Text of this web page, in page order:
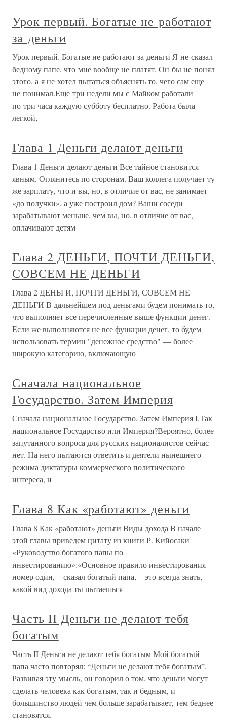
Урок первый. Богатые не работают
за деньги
Урок первый. Богатые не работают за деньги Я не сказал
бедному папе, что мне вообще не платят. Он бы не понял
этого, а я не хотел пытаться объяснять то, чего сам еще
не понимал.Еще три недели мы с Майком работали
по три часа каждую субботу бесплатно. Работа была
легкой,
Глава 1 Деньги делают деньги
Глава 1 Деньги делают деньги Все тайное становится
явным. Оглянитесь по сторонам. Ваш коллега получает ту
же зарплату, что и вы, но, в отличие от вас, не занимает
«до получки», а уже построил дом? Ваши соседи
зарабатывают меньше, чем вы, но, в отличие от вас,
оплачивают детям
Глава 2 ДЕНЬГИ, ПОЧТИ ДЕНЬГИ,
СОВСЕМ НЕ ДЕНЬГИ
Глава 2 ДЕНЬГИ, ПОЧТИ ДЕНЬГИ, СОВСЕМ НЕ
ДЕНЬГИ В дальнейшем под деньгами будем понимать то,
что выполняет все перечисленные выше функции денег.
Если же выполняются не все функции денег, то будем
использовать термин "денежное средство" — более
широкую категорию, включающую
Сначала национальное
Государство. Затем Империя
Сначала национальное Государство. Затем Империя I.Так
национальное Государство или Империя?Вероятно, более
запутанного вопроса для русских националистов сейчас
нет. На него пытаются ответить и деятели нынешнего
режима диктатуры коммерческого политического
интереса, и
Глава 8 Как «работают» деньги
Глава 8 Как «работают» деньги Виды дохода В начале
этой главы приведем цитату из книги Р. Кийосаки
«Руководство богатого папы по
инвестированию»:«Основное правило инвестирования
номер один, – сказал богатый папа, – это всегда знать,
какой вид дохода ты пытаешься
Часть II Деньги не делают тебя
богатым
Часть II Деньги не делают тебя богатым Мой богатый
папа часто повторял: “Деньги не делают тебя богатым”.
Развивая эту мысль, он говорил о том, что деньги могут
сделать человека как богатым, так и бедным, и
большинство людей чем больше зарабатывает, тем беднее
становятся.